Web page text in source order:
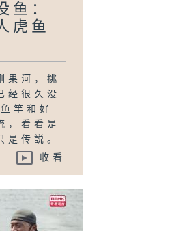
鱼：
虎鱼
果河，挑
经很久没
竿和好
，看看是
是传説。
收看